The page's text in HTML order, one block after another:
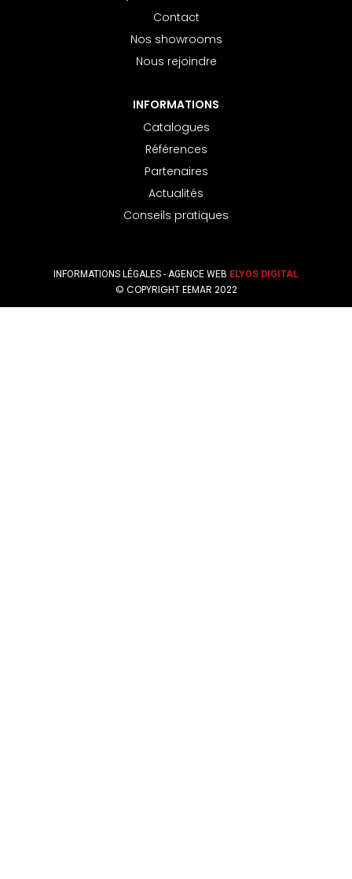
Contact
Nos showrooms
Nous rejoindre
INFORMATIONS
Catalogues
Références
Partenaires
Actualités
Conseils pratiques
© COPYRIGHT EEMAR 2022
INFORMATIONS LÉGALES - AGENCE WEB ELYOS DIGITAL